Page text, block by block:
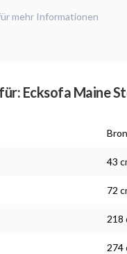
mehr Informationen
Ecksofa Maine
43
72
218
274